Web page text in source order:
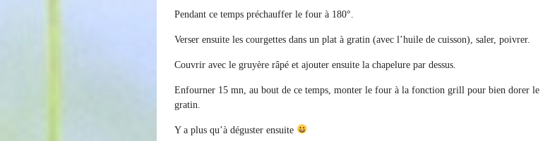
Pendant ce temps préchauffer le four à 180°.
Verser ensuite les courgettes dans un plat à gratin (avec l’huile de cuisson), saler, poivrer.
Couvrir avec le gruyère râpé et ajouter ensuite la chapelure par dessus.
Enfourner 15 mn, au bout de ce temps, monter le four à la fonction grill pour bien dorer le
gratin.
Y a plus qu’à déguster ensuite